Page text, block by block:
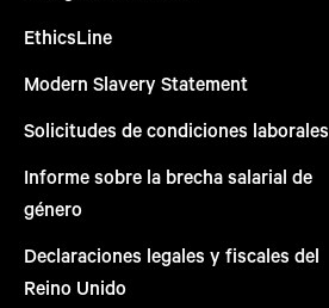
EthicsLine
Modern Slavery Statement
Solicitudes de condiciones laborales
Informe sobre la brecha salarial de
género
Declaraciones legales y fiscales del
Reino Unido